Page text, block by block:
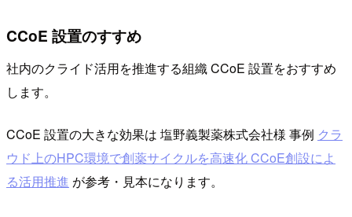
CCoE 設置のすすめ
社内のクライド活用を推進する組織 CCoE 設置をおすすめ
します。
CCoE 設置の大きな効果は 塩野義製薬株式会社様 事例 クラ
ウド上のHPC環境で創薬サイクルを高速化 CCoE創設によ
る活用推進 が参考・見本になります。